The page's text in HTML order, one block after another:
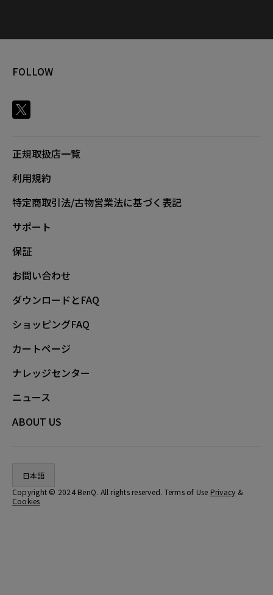
FOLLOW
正規取扱店一覧
利用規約
特定商取引法/古物営業法に基づく表記
サポート
保証
お問い合わせ
ダウンロードとFAQ
ショッピングFAQ
カートページ
ナレッジセンター
ニュース
ABOUT US
日本語
Copyright © 2024 BenQ. All rights reserved. Terms of Use Privacy &
Cookies